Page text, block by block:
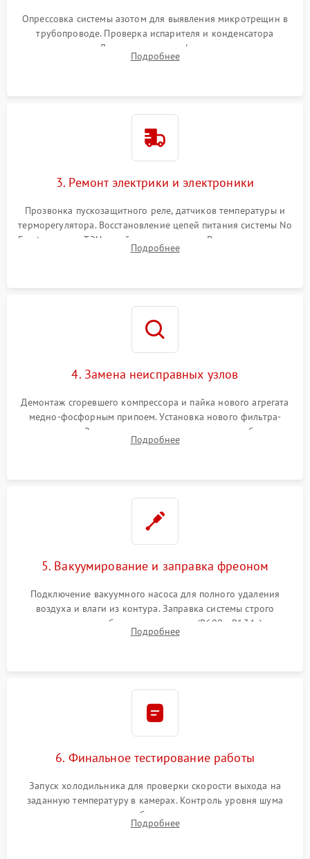
Опрессовка системы азотом для выявления микротрещин в
трубопроводе. Проверка испарителя и конденсатора
течеискателем. Демонтаж старого фильтра-осушителя и
продувка капиллярной трубки для устранения засоров.
Подробнее
3. Ремонт электрики и электроники
Прозвонка пускозащитного реле, датчиков температуры и
терморегулятора. Восстановление цепей питания системы No
Frost, включая ТЭН оттайки и вентилятор. Ремонт или замена
платы управления при сбоях алгоритмов.
Подробнее
4. Замена неисправных узлов
Демонтаж сгоревшего компрессора и пайка нового агрегата
медно-фосфорным припоем. Установка нового фильтра-
осушителя. Замена изношенных вентиляторов обдува,
сломанных заслонок или поврежденных дверных петель.
Подробнее
5. Вакуумирование и заправка фреоном
Подключение вакуумного насоса для полного удаления
воздуха и влаги из контура. Заправка системы строго
дозированным объемом хладагента (R600a, R134a) по
электронным весам. Контроль рабочего давления в системе.
Подробнее
6. Финальное тестирование работы
Запуск холодильника для проверки скорости выхода на
заданную температуру в камерах. Контроль уровня шума
компрессора, отсутствия обмерзания стенок и корректного
срабатывания системы автоматической оттайки.
Подробнее